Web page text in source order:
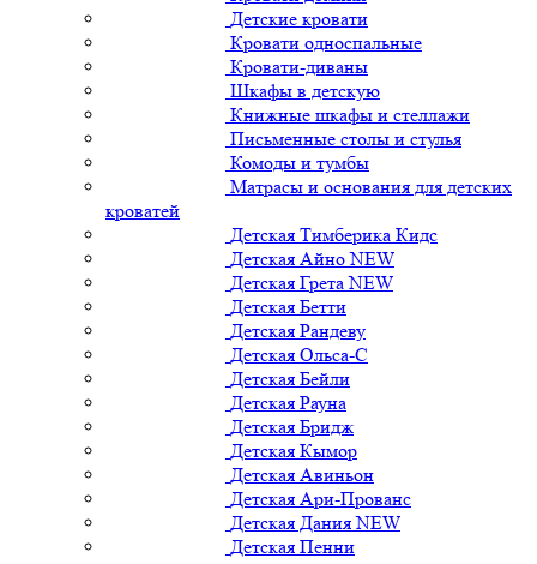
Детские кровати
Кровати односпальные
Кровати-диваны
Шкафы в детскую
Книжные шкафы и стеллажи
Письменные столы и стулья
Комоды и тумбы
Матрасы и основания для детских
кроватей
Детская Тимберика Кидс
Детская Айно NEW
Детская Грета NEW
Детская Бетти
Детская Рандеву
Детская Ольса-С
Детская Бейли
Детская Рауна
Детская Бридж
Детская Кымор
Детская Авиньон
Детская Ари-Прованс
Детская Дания NEW
Детская Пенни